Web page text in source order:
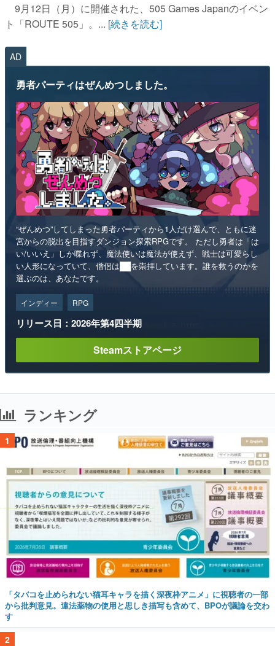
9月12日（月）に開催された、505 Games Japanのイベン
ト「ROUTE 505」。... [続きを読む]
AD
勇者パーティはぜんめつしました。
“ぜんめつ”してしまった勇者パーティから1人だけ選んで、ともに迷
宮からの脱出を目指すダンジョン探索RPGです。 ただし勇者は「は
い/いいえ」しか喋れず、魔法使いは魔法が使えず、戦士は可愛らし
い人形になっていて、僧侶は██を崇拝しています。誰を救うのかを
選ぶのは、あなたです。
インディー RPG
リリース日：2026年第4四半期
Steamストアページ
ランキング
1
「タバコを止められない猫耳キャラを描く深夜枠アニメ」に視聴者の一部
から批判意見。違法薬物の使用と思しき描写も含めて、BPOが議論を交わ
す
2